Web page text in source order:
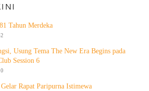
Tahun Merdeka
Usung Tema The New Era Begins pada
Session 6
Rapat Paripurna Istimewa